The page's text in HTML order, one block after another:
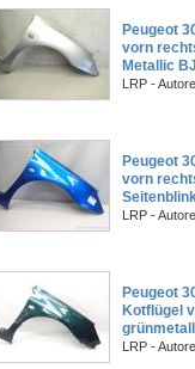
Peugeot
vorn
Metallic
LRP -
Peugeot
vorn
LRP -
Peugeot
Kotflügel
LRP -